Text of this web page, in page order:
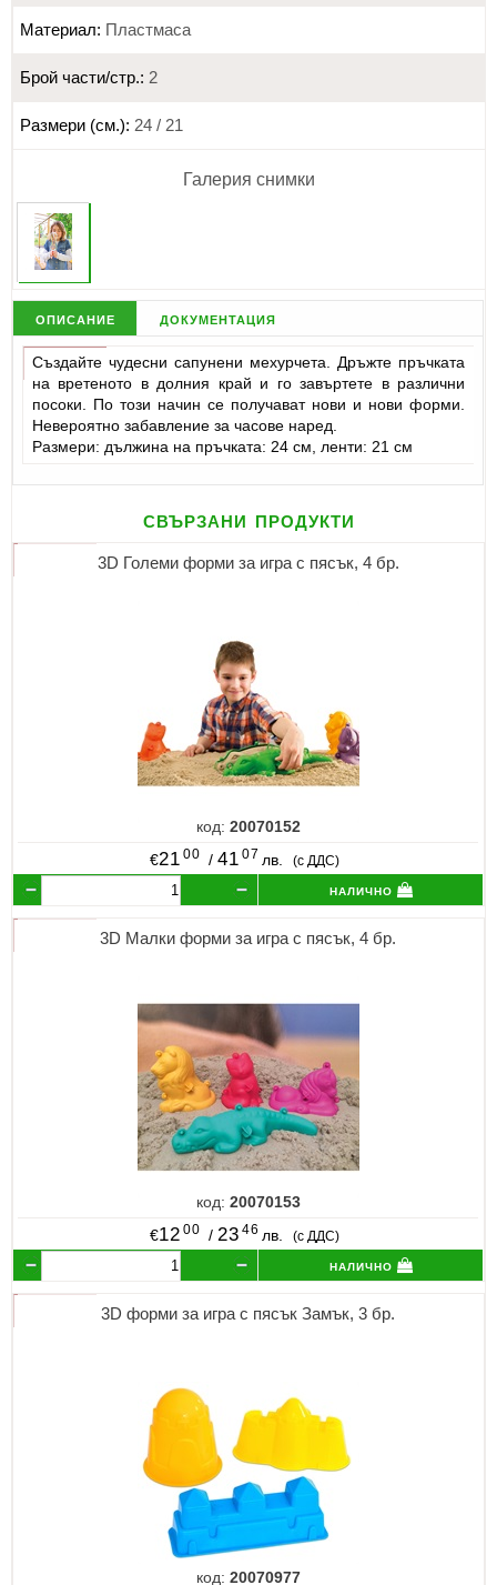
Материал: Пластмаса
Брой части/стр.: 2
Размери (см.): 24 / 21
Галерия снимки
описание документация
Създайте чудесни сапунени мехурчета. Дръжте пръчката
на вретеното в долния край и го завъртете в различни
посоки. По този начин се получават нови и нови форми.
Невероятно забавление за часове наред.
Размери: дължина на пръчката: 24 см, ленти: 21 см
свързани продукти
3D Големи форми за игра с пясък, 4 бр.
код: 20070152
€21 00 / 41 07 лв. (с ДДС)
налично
3D Малки форми за игра с пясък, 4 бр.
код: 20070153
€12 00 / 23 46 лв. (с ДДС)
налично
3D форми за игра с пясък Замък, 3 бр.
код: 20070977